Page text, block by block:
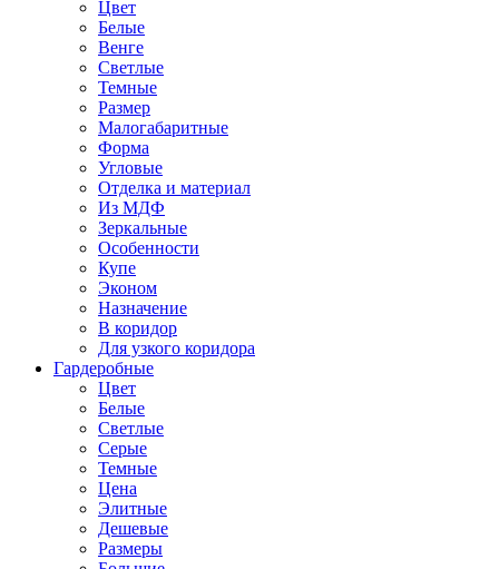
Цвет
Белые
Венге
Светлые
Темные
Размер
Малогабаритные
Форма
Угловые
Отделка и материал
Из МДФ
Зеркальные
Особенности
Купе
Эконом
Назначение
В коридор
Для узкого коридора
Гардеробные
Цвет
Белые
Светлые
Серые
Темные
Цена
Элитные
Дешевые
Размеры